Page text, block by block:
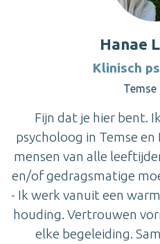
Hanae
Klinisch
Temse
Fijn dat je hier bent.
psycholoog in Temse
mensen van alle
en/of gedragsmatige
- Ik werk vanuit een
houding. Vertrouwen
elke begeleiding.